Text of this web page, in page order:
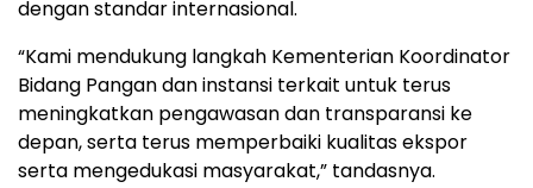
dengan standar internasional.
“Kami mendukung langkah Kementerian Koordinator
Bidang Pangan dan instansi terkait untuk terus
meningkatkan pengawasan dan transparansi ke
depan, serta terus memperbaiki kualitas ekspor
serta mengedukasi masyarakat,” tandasnya.